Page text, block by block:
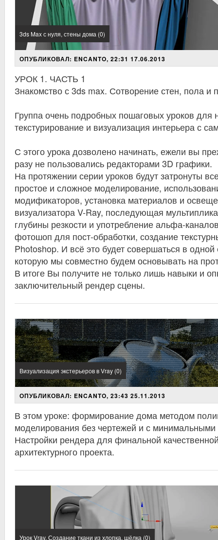
3ds Max с нуля, стены дома (0)
ОПУБЛИКОВАЛ: ENCANTO, 22:31 17.06.2013
УРОК 1. ЧАСТЬ 1
Знакомство с 3ds max. Сотворение стен, пола и
Группа очень подробных пошаговых уроков для
текстурирование и визуализация интерьера с
С этого урока дозволено начинать, ежели вы
разу не пользовались редакторами 3D графики.
На протяжении серии уроков будут затронуты
простое и сложное моделирование,
модификаторов, установка материалов и
визуализатора V-Ray, последующая
глубины резкости и употребление альфа-
фотошоп для пост-обработки, создание
Photoshop. И всё это будет совершаться в
которую мы совместно будем основывать на
В итоге Вы получите не только лишь навыки и
заключительный рендер сцены.
Визуализация экстерьеров в Vray (0)
ОПУБЛИКОВАЛ: ENCANTO, 23:43 25.11.2013
В этом уроке: формирование дома методом
моделирования без чертежей и с
Настройки рендера для финальной
архитектурного проекта.
Урок Vray. Создание ткани из хлопка, шёлка (0)